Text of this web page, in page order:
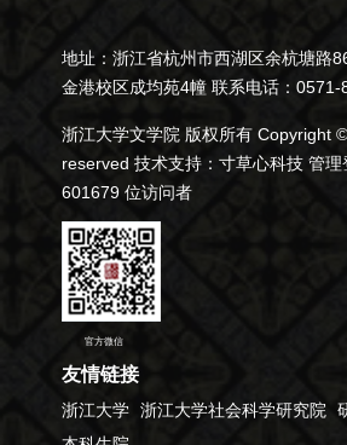
地址：浙江省杭州市西湖区余杭塘路
金港校区成均苑4幢 联系电话：0571-
浙江大学文学院 版权所有 Copyright
reserved 技术支持：寸草心科技 管理
601679位访问者
官方微信
友情链接
浙江大学 浙江大学社会科学研究院